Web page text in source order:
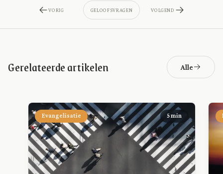
VORIG GELOOFSVRAGEN VOLGEND
Gerelateerde artikelen Alle
Evangelisatie 5 min